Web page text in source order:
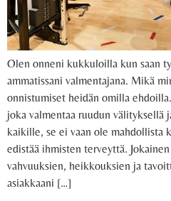
Olen onneni kukkuloilla kun saan
ammatissani valmentajana. Mikä
onnistumiset heidän omilla
joka valmentaa ruudun välityksellä
kaikille, se ei vaan ole mahdollista
edistää ihmisten terveyttä.
vahvuuksien, heikkouksien ja
asiakkaani […]